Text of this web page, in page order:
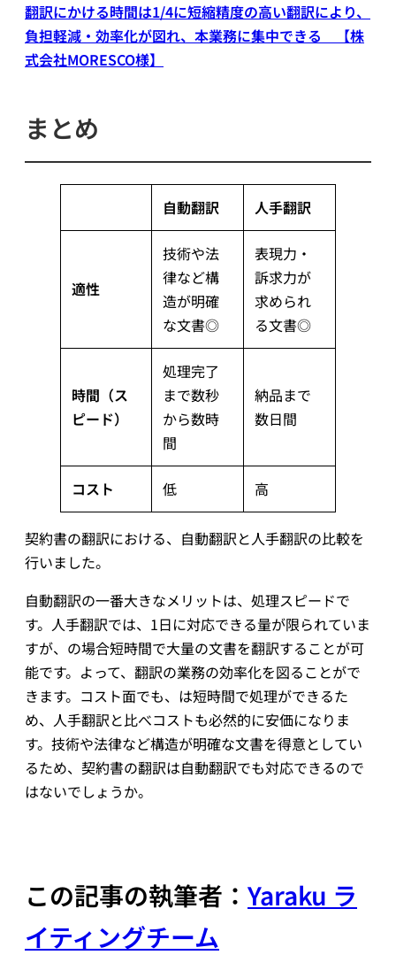
翻訳にかける時間は1/4に短縮精度の高い翻訳により、
負担軽減・効率化が図れ、本業務に集中できる 【株
式会社MORESCO様】
まとめ
自動翻訳 人手翻訳
適性
技術や法
律など構
造が明確
な文書◎
表現力・
訴求力が
求められ
る文書◎
時間（ス
ピード）
処理完了
まで数秒
から数時
間
納品まで
数日間
コスト 低 高
契約書の翻訳における、自動翻訳と人手翻訳の比較を
行いました。
自動翻訳の一番大きなメリットは、処理スピードで
す。人手翻訳では、1日に対応できる量が限られていま
すが、の場合短時間で大量の文書を翻訳することが可
能です。よって、翻訳の業務の効率化を図ることがで
きます。コスト面でも、は短時間で処理ができるた
め、人手翻訳と比べコストも必然的に安価になりま
す。技術や法律など構造が明確な文書を得意としてい
るため、契約書の翻訳は自動翻訳でも対応できるので
はないでしょうか。
この記事の執筆者： Yaraku ラ
イティングチーム